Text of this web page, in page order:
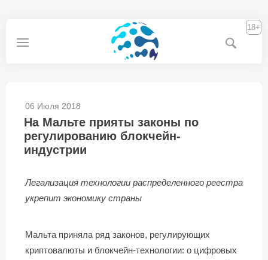
18+
06 Июля 2018
На Мальте прияты законы по
регулированию блокчейн-
индустрии
Легализация технологии распределенного реестра
укрепит экономику страны
Мальта приняла ряд законов, регулирующих
криптовалюты и блокчейн-технологии: о цифровых